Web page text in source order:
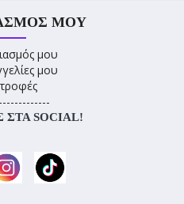
ΜΟΥ
μου
μου
ΣΤΑ SOCIAL!